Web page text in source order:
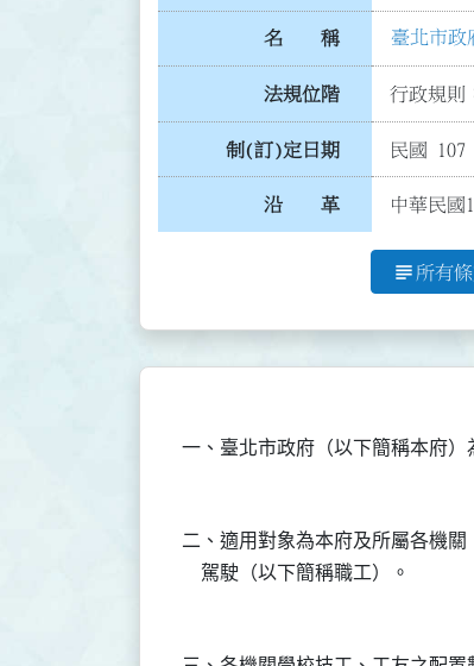
名 稱 臺北市政
法規位階 行政規則
制(訂)定日期 民國
沿 革 中華民國
subject 所有
二、適用對象為本府及所屬各機